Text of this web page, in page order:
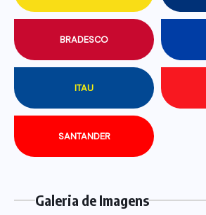
BRADESCO
ITAU
SANTANDER
Galeria de Imagens